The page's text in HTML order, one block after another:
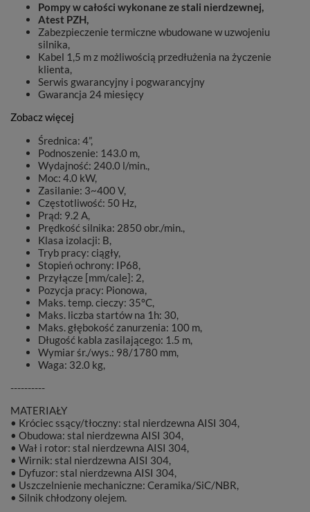
Pompy w całości wykonane ze stali nierdzewnej,
Atest PZH,
Zabezpieczenie termiczne wbudowane w uzwojeniu
silnika,
Kabel 1,5 m z możliwością przedłużenia na życzenie
klienta,
Serwis gwarancyjny i pogwarancyjny
Gwarancja 24 miesięcy
Zobacz więcej
Średnica: 4”,
Podnoszenie: 143.0 m,
Wydajność: 240.0 l/min.,
Moc: 4.0 kW,
Zasilanie: 3~400 V,
Częstotliwość: 50 Hz,
Prąd: 9.2 A,
Prędkość silnika: 2850 obr./min.,
Klasa izolacji: B,
Tryb pracy: ciągły,
Stopień ochrony: IP68,
Przyłącze [mm/cale]: 2,
Pozycja pracy: Pionowa,
Maks. temp. cieczy: 35°C,
Maks. liczba startów na 1h: 30,
Maks. głębokość zanurzenia: 100 m,
Długość kabla zasilającego: 1.5 m,
Wymiar śr./wys.: 98/1780 mm,
Waga: 32.0 kg,
----------
MATERIAŁY
• Króciec ssący/tłoczny: stal nierdzewna AISI 304,
• Obudowa: stal nierdzewna AISI 304,
• Wał i rotor: stal nierdzewna AISI 304,
• Wirnik: stal nierdzewna AISI 304,
• Dyfuzor: stal nierdzewna AISI 304,
• Uszczelnienie mechaniczne: Ceramika/SiC/NBR,
• Silnik chłodzony olejem.